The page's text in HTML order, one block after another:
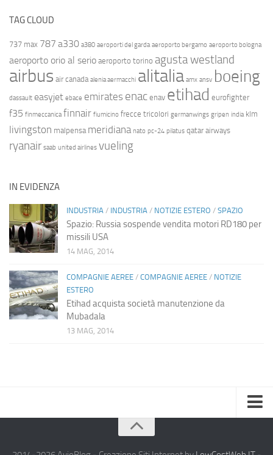
TAG CLOUD
737 max 787 a330 a380 aeroporti del garda aeroporto bergamo aeroporto bologna
aeroporto orio al serio aeroporto torino agusta westland
airbus air canada alenia aermacchi alitalia amx ansv boeing
dassault easyjet ebace emirates enac enav etihad eurofighter
f35 finmeccanica finnair fiumicino frecce tricolori germanwings gripen india klm
livingston malpensa meridiana nato pc-24 pilatus qatar airways
ryanair saab united airlines vueling
IN EVIDENZA
INDUSTRIA / INDUSTRIA / NOTIZIE ESTERO / SPAZIO
Spazio: Russia sospende vendita motori RD180 per
missili USA
14 MAG, 2014
COMPAGNIE AEREE / COMPAGNIE AEREE / NOTIZIE
ESTERO
Etihad acquista società manutenzione da
Mubadala
13 MAG, 2014
Chi Siamo